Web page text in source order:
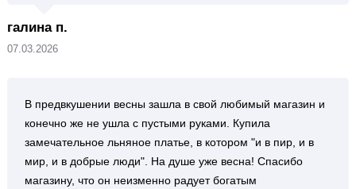
галина п.
07.03.2026
В предвкушении весны зашла в свой любимый магазин и
конечно же не ушла с пустыми руками. Купила
замечательное льняное платье, в котором "и в пир, и в
мир, и в добрые люди". На душе уже весна! Спасибо
магазину, что он неизменно радует богатым